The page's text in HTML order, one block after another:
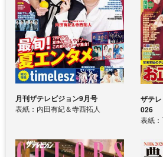
月刊ザテレビジョン9月号
表紙：内田有紀＆寺西拓人
ザテ
026
表紙